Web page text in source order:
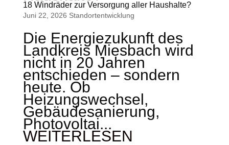
18 Windräder zur Versorgung aller Haushalte?
Juni 22, 2026 Standort­entwicklung
Die Energiezukunft des
Landkreis Miesbach wird
nicht in 20 Jahren
entschieden – sondern
heute. Ob
Heizungswechsel,
Gebäudesanierung,
Photovoltai...
WEITERLESEN